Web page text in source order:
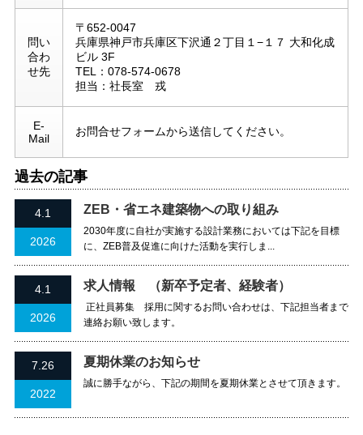
問い
合わ
せ先
〒652-0047
兵庫県神戸市兵庫区下沢通２丁目１−１７ 大和化成
ビル 3F
TEL：078-574-0678
担当：社長室 戎
E-
Mail
お問合せフォームから送信してください。
過去の記事
4.1
2026
ZEB・省エネ建築物への取り組み
2030年度に自社が実施する設計業務においては下記を目標
に、ZEB普及促進に向けた活動を実行しま...
4.1
2026
求人情報 （新卒予定者、経験者）
正社員募集 採用に関するお問い合わせは、下記担当者まで
連絡お願い致します。
7.26
2022
夏期休業のお知らせ
誠に勝手ながら、下記の期間を夏期休業とさせて頂きます。